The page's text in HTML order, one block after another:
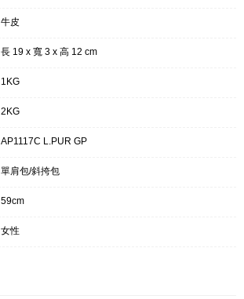
牛皮
長 19 x 寬 3 x 高 12 cm
1KG
2KG
AP1117C L.PUR GP
單肩包/斜挎包
59cm
女性